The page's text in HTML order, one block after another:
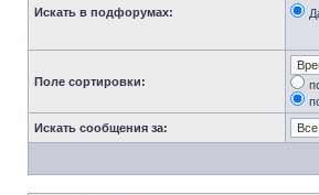
Искать в подфорумах:
Поле сортировки:
Искать сообщения за: